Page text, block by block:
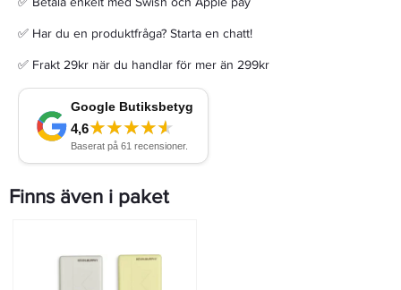
✅ Har du en produktfråga? Starta en chatt!
✅ Frakt 29kr när du handlar för mer än 299kr
Finns även i paket